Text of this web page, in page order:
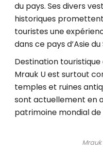
du pays. Ses divers
historiques
touristes une
dans ce pays d’Asie du
Destination
Mrauk U est surtout
temples et ruines
sont actuellement en
patrimoine mondial de